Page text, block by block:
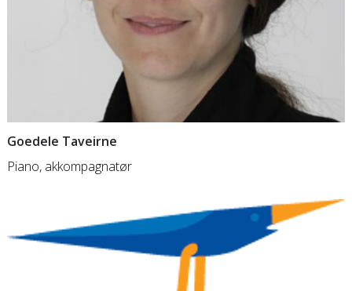
Goedele Taveirne
Piano, akkompagnatør